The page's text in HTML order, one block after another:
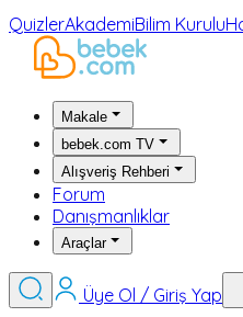
QuizlerAkademiBilim Kurulu
Makale
bebek.com TV
Alışveriş Rehberi
Forum
Danışmanlıklar
Araçlar
Üye Ol / Giriş Yap